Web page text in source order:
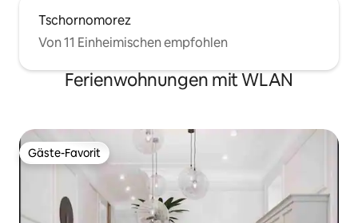
Tschornomorez
Von 11 Einheimischen empfohlen
Ferienwohnungen mit WLAN
Gäste-Favorit
Gäste-Favorit